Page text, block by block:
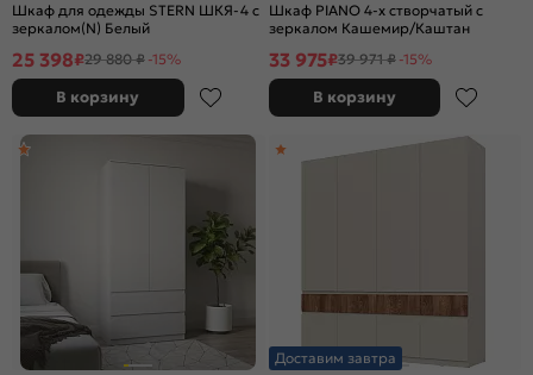
Шкаф для одежды STERN ШКЯ-4 c
зеркалом(N) Белый
25 398₽29 880 ₽ -15%
В корзину
Шкаф PIANO 4-х створчатый с
зеркалом Кашемир/Каштан
33 975₽39 971 ₽ -15%
В корзину
Доставим завтра